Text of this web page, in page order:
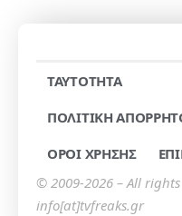
TAYTOTHTA
ΠΟΛΙΤΙΚΗ
ΟΡΟΙ ΧΡΗΣΗΣ
© 2009-2026 – All
info[at]tvfreaks.gr